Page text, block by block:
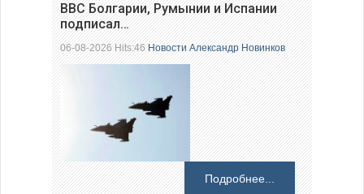
ВВС Болгарии, Румынии и Испании
подписал…
06-08-2026 Hits:46Новости Александр Новинков
Подробнее...